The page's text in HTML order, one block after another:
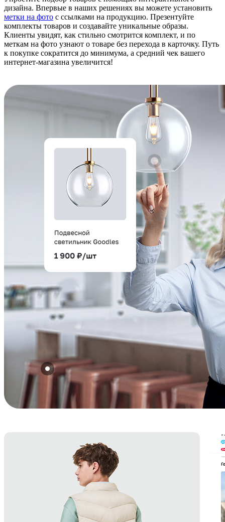
дизайна. Впервые в наших решениях вы можете установить
метки на фото с ссылками на продукцию. Презентуйте
комплекты товаров и создавайте уникальные образы.
Клиенты увидят, как стильно смотрится комплект, и по
меткам на фото узнают о товаре без перехода в карточку. Путь
к покупке сократится до минимума, а средний чек вашего
интернет-магазина увеличится!